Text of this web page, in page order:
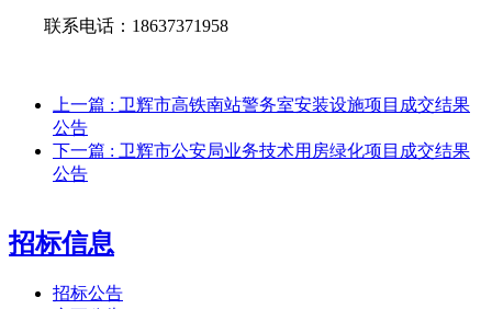
联系电话： 18637371958
上一篇 : 卫辉市高铁南站警务室安装设施项目成交结果
公告
下一篇 : 卫辉市公安局业务技术用房绿化项目成交结果
公告
招标信息
招标公告